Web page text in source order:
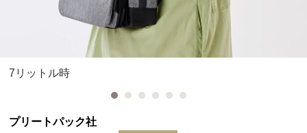
7リットル時
プリートパック社